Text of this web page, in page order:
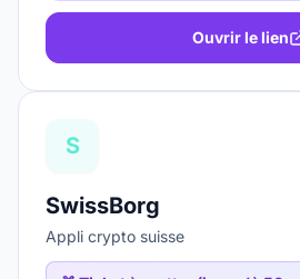
Ouvrir le lien
S
SwissBorg
Appli crypto suisse